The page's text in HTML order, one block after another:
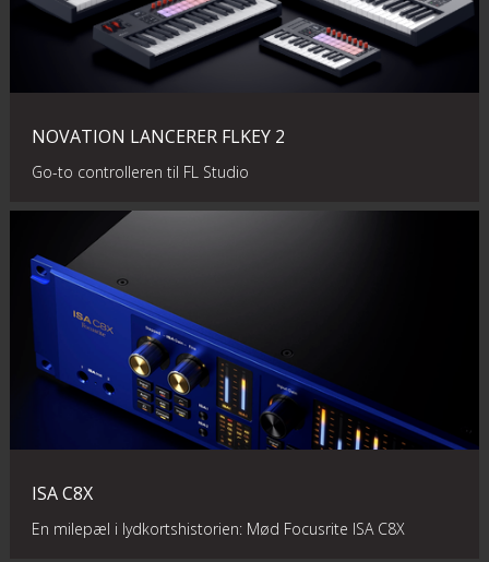
NOVATION LANCERER FLKEY 2
Go-to controlleren til FL Studio
ISA C8X
En milepæl i lydkortshistorien: Mød Focusrite ISA C8X